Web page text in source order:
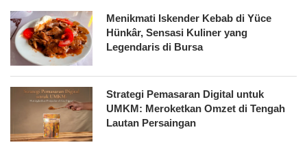
Menikmati Iskender Kebab di Yüce
Hünkâr, Sensasi Kuliner yang
Legendaris di Bursa
Strategi Pemasaran Digital untuk
UMKM: Meroketkan Omzet di Tengah
Lautan Persaingan